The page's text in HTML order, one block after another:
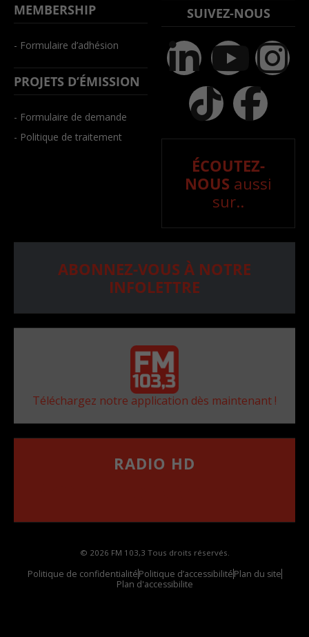
MEMBERSHIP
- Formulaire d’adhésion
PROJETS D’ÉMISSION
- Formulaire de demande
- Politique de traitement
SUIVEZ-NOUS
ÉCOUTEZ-
NOUS aussi
sur..
ABONNEZ-VOUS À NOTRE
INFOLETTRE
Téléchargez notre application dès maintenant !
RADIO HD
© 2026 FM 103,3 Tous droits réservés.
Politique de confidentialitéPolitique d’accessibilitéPlan du site
Plan d'accessibilite